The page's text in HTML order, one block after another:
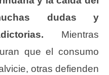
dudas y
Mientras
que el consumo
otras defienden